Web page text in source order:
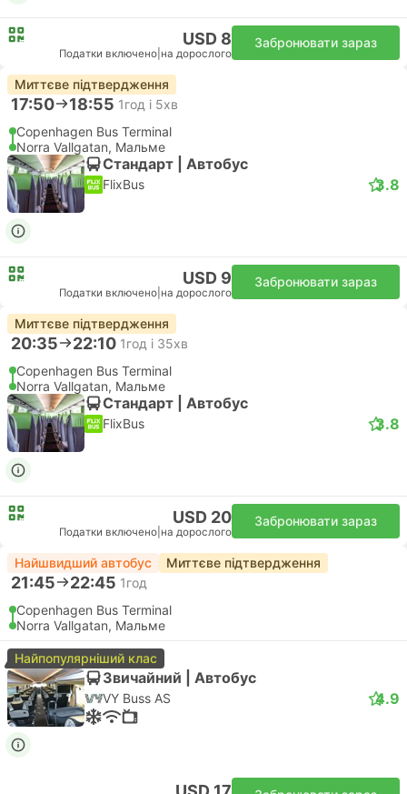
USD 8
Податки включено на дорослого
Забронювати зараз
Миттєве підтвердження
17:50 18:55 1год і 5хв
Copenhagen Bus Terminal
Norra Vallgatan, Мальме
Стандарт | Автобус
FlixBus 3.8
USD 9
Податки включено на дорослого
Забронювати зараз
Миттєве підтвердження
20:35 22:10 1год і 35хв
Copenhagen Bus Terminal
Norra Vallgatan, Мальме
Стандарт | Автобус
FlixBus 3.8
USD 20
Податки включено на дорослого
Забронювати зараз
Найшвидший автобус Миттєве підтвердження
21:45 22:45 1год
Copenhagen Bus Terminal
Norra Vallgatan, Мальме
Найпопулярніший клас
Звичайний | Автобус
VY Buss AS 4.9